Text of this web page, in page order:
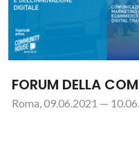
FORUM DELLA
Roma, 09.06.2021 —